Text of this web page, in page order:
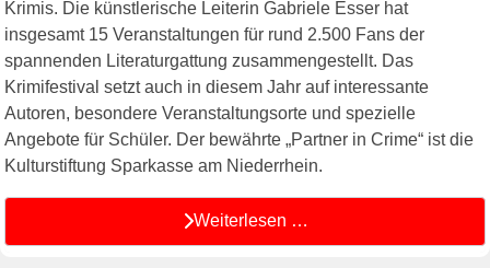
Krimis. Die künstlerische Leiterin Gabriele Esser hat
insgesamt 15 Veranstaltungen für rund 2.500 Fans der
spannenden Literaturgattung zusammengestellt. Das
Krimifestival setzt auch in diesem Jahr auf interessante
Autoren, besondere Veranstaltungsorte und spezielle
Angebote für Schüler. Der bewährte „Partner in Crime“ ist die
Kulturstiftung Sparkasse am Niederrhein.
Weiterlesen …